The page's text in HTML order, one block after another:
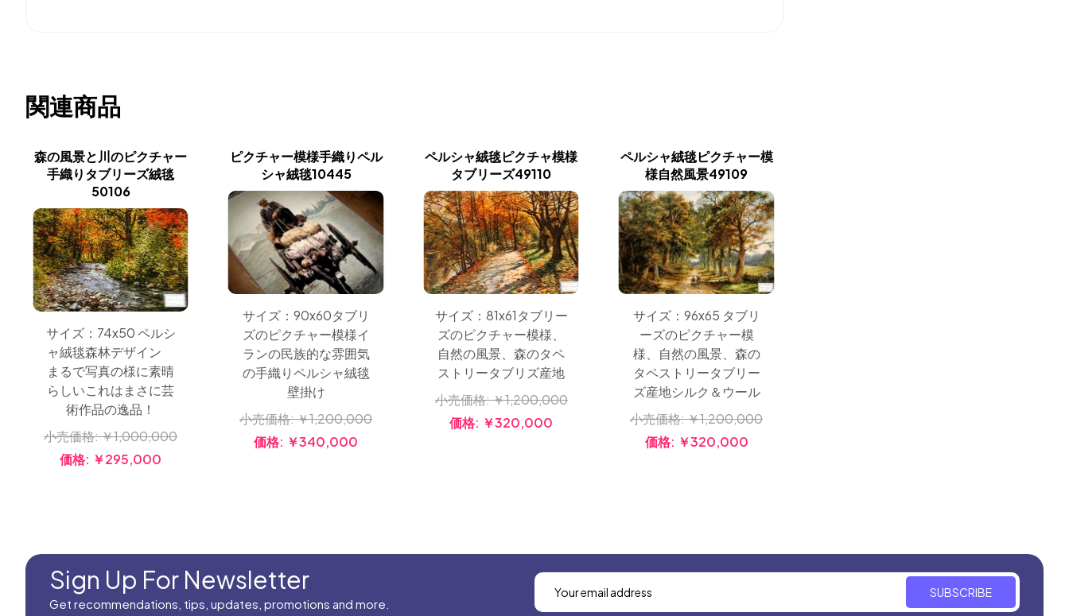
関連商品
森の風景と川のピクチャー
手織りタブリーズ絨毯
50106
サイズ：74x50 ペルシ
ャ絨毯森林デザイン
まるで写真の様に素晴
らしいこれはまさに芸
術作品の逸品！
小売価格:￥1,000,000
価格: ￥295,000
ピクチャー模様手織りペル
シャ絨毯10445
サイズ：90x60タブリ
ズのピクチャー模様イ
ランの民族的な雰囲気
の手織りペルシャ絨毯
壁掛け
小売価格:￥1,200,000
価格: ￥340,000
ペルシャ絨毯ピクチャ模様
タブリーズ49110
サイズ：81x61タブリー
ズのピクチャー模様、
自然の風景、森のタペ
ストリータブリズ産地
小売価格:￥1,200,000
価格: ￥320,000
ペルシャ絨毯ピクチャー模
様自然風景49109
サイズ：96x65 タブリ
ーズのピクチャー模
様、自然の風景、森の
タペストリータブリー
ズ産地シルク＆ウール
小売価格:￥1,200,000
価格: ￥320,000
Sign Up For Newsletter
Get recommendations, tips, updates, promotions and more.
SUBSCRIBE